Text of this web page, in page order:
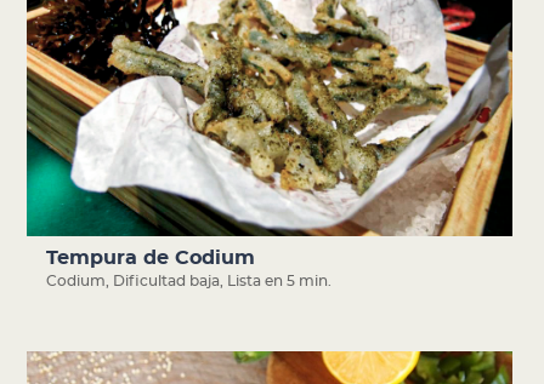
Tempura de Codium
Codium Dificultad baja Lista en 5 min.